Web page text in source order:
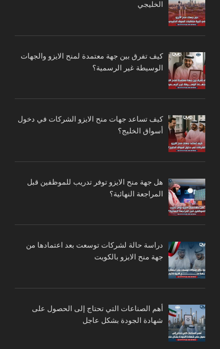
الخليجي
كيف تفرق بين جهة معتمدة لمنح الايزو والجهات
الوسيطة غير الرسمية؟
كيف تساعد جهات منح الايزو الشركات في دخول
أسواق الخليج؟
هل جهة منح الايزو توفر تدريب للموظفين قبل
المراجعة النهائية؟
دراسة حالة لشركات توسعت بعد اعتمادها من
جهة منح الايزو بالكويت
أهم الصناعات التي تحتاج إلى الحصول على
شهادة الجودة بشكل عاجل